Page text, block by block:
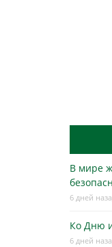
В мире
6 дней
Ко Дню
6 дней